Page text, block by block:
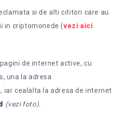
si de alti cititori care au
in criptomonede (vezi aici
de internet active, cu
una la adresa
, iar cealalta la adresa de internet
(vezi foto).